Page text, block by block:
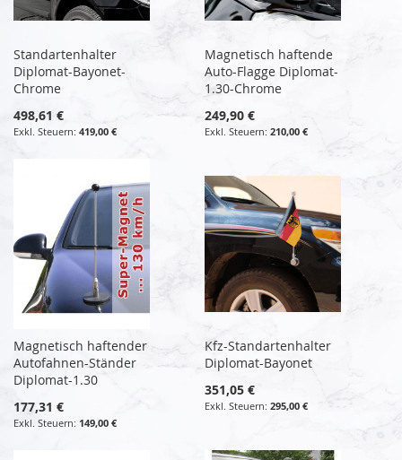
Standartenhalter
Diplomat-Bayonet-
Chrome
498,61 €
419,00 €
Magnetisch haftende
Auto-Flagge Diplomat-
1.30-Chrome
249,90 €
210,00 €
Magnetisch haftender
Autofahnen-Ständer
Diplomat-1.30
177,31 €
149,00 €
Kfz-Standartenhalter
Diplomat-Bayonet
351,05 €
295,00 €